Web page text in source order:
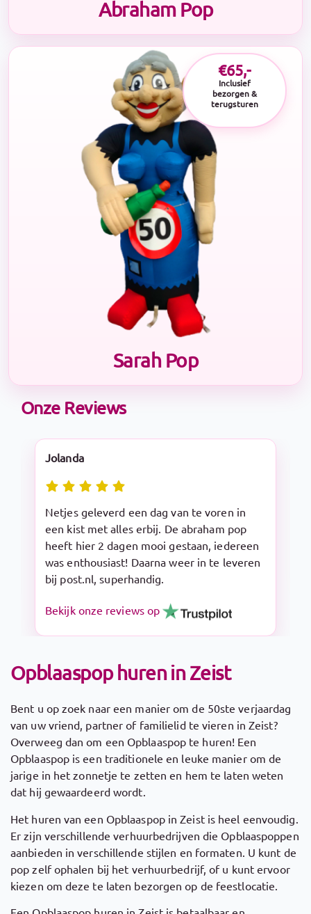
Abraham Pop
€65,-
Inclusief
bezorgen &
terugsturen
Sarah Pop
Onze Reviews
Nadine
Snelle levering en makkelijk op te zetten.
De Sarah pop is een aanrader!
Bekijk onze reviews op
Opblaaspop huren in Zeist
Bent u op zoek naar een manier om de 50ste verjaardag
van uw vriend, partner of familielid te vieren in Zeist?
Overweeg dan om een Opblaaspop te huren! Een
Opblaaspop is een traditionele en leuke manier om de
jarige in het zonnetje te zetten en hem te laten weten
dat hij gewaardeerd wordt.
Het huren van een Opblaaspop in Zeist is heel eenvoudig.
Er zijn verschillende verhuurbedrijven die Opblaaspoppen
aanbieden in verschillende stijlen en formaten. U kunt de
pop zelf ophalen bij het verhuurbedrijf, of u kunt ervoor
kiezen om deze te laten bezorgen op de feestlocatie.